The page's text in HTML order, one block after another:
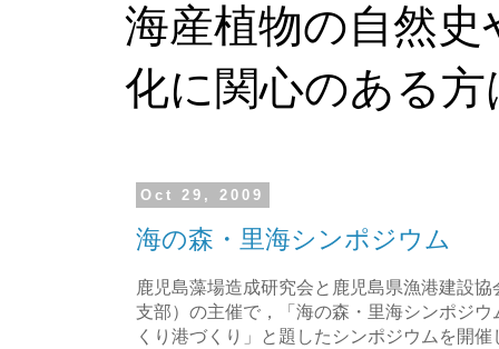
海産植物の自然
化に関心のある
Oct 29, 2009
海の森・里海シンポジウム
鹿児島藻場造成研究会と鹿児島県漁港建設
支部）の主催で，「海の森・里海シンポジ
くり港づくり」と題したシンポジウムを開催